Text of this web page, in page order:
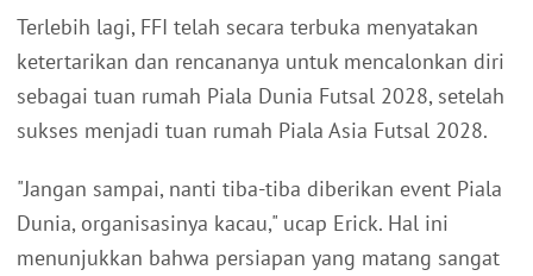
Terlebih lagi, FFI telah secara terbuka menyatakan
ketertarikan dan rencananya untuk mencalonkan diri
sebagai tuan rumah Piala Dunia Futsal 2028, setelah
sukses menjadi tuan rumah Piala Asia Futsal 2028.
"Jangan sampai, nanti tiba-tiba diberikan event Piala
Dunia, organisasinya kacau," ucap Erick. Hal ini
menunjukkan bahwa persiapan yang matang sangat